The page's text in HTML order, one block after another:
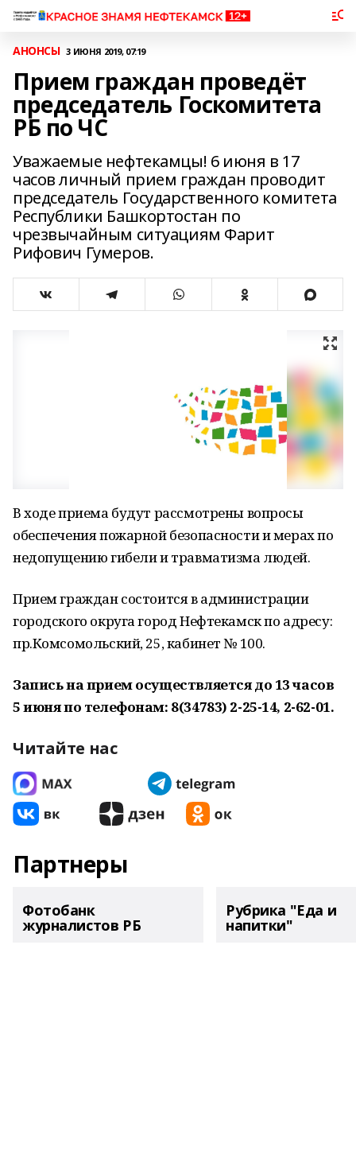
АНОНСЫ 3 ИЮНЯ 2019, 07:19
Прием граждан проведёт
председатель Госкомитета
РБ по ЧС
Уважаемые нефтекамцы! 6 июня в 17
часов личный прием граждан проводит
председатель Государственного комитета
Республики Башкортостан по
чрезвычайным ситуациям Фарит
Рифович Гумеров.
В ходе приема будут рассмотрены вопросы
обеспечения пожарной безопасности и мерах по
недопущению гибели и травматизма людей.
Прием граждан состоится в администрации
городского округа город Нефтекамск по адресу:
пр.Комсомольский, 25, кабинет № 100.
Запись на прием осуществляется до 13 часов
5 июня по телефонам: 8(34783) 2-25-14, 2-62-01.
Читайте нас
Партнеры
Фотобанк
журналистов РБ
Рубрика "Еда и
напитки"